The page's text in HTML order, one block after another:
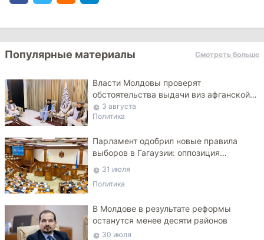
Популярные материалы Смотреть больше
Власти Молдовы проверят
обстоятельства выдачи виз афганской
делегации
3 августа
Политика
Парламент одобрил новые правила
выборов в Гагаузии: оппозиция
критикует законопроект
31 июля
Политика
В Молдове в результате реформы
останутся менее десяти районов
30 июля